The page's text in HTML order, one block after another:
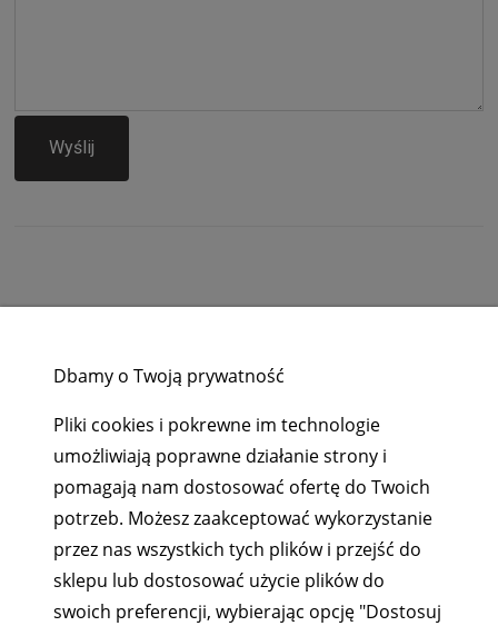
Wyślij
MOJE KONTO
INFORMACJE
Dbamy o Twoją prywatność
Pliki cookies i pokrewne im technologie
umożliwiają poprawne działanie strony i
pomagają nam dostosować ofertę do Twoich
potrzeb. Możesz zaakceptować wykorzystanie
przez nas wszystkich tych plików i przejść do
sklepu lub dostosować użycie plików do
swoich preferencji, wybierając opcję "Dostosuj